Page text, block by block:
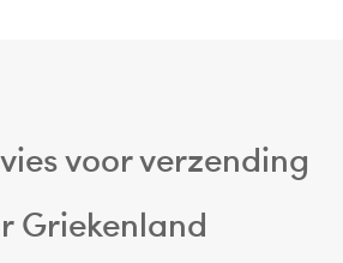
voor verzending
Griekenland